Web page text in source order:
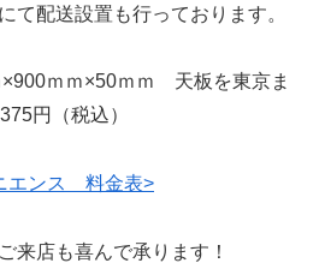
て配送設置も行っております。
ｍｍ×50ｍｍ 天板を東京ま
円（税込）
エンス 料金表>
来店も喜んで承ります！